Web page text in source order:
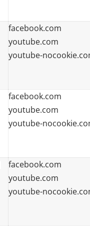
facebook.com
youtube.com
youtube-
facebook.com
youtube.com
youtube-
facebook.com
youtube.com
youtube-